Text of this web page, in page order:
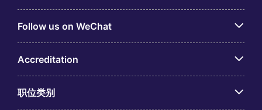
Follow us on WeChat
Accreditation
职位类别